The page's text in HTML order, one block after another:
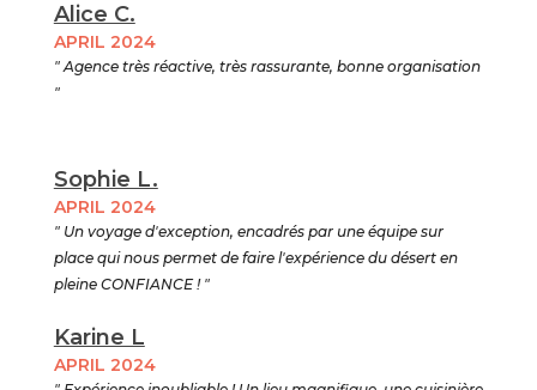
Alice C.
APRIL 2024
" Agence très réactive, très rassurante, bonne organisation
"
Sophie L.
APRIL 2024
" Un voyage d'exception, encadrés par une équipe sur
place qui nous permet de faire l'expérience du désert en
pleine CONFIANCE ! "
Karine L
APRIL 2024